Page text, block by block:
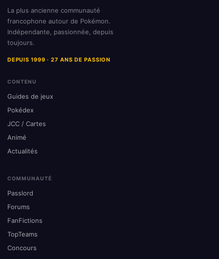
La plus ancienne communauté
francophone autour de Pokémon.
Indépendante, passionnée, depuis
toujours.
DEPUIS 1999 · 27 ANS DE PASSION
CONTENU
Guides de jeux
Pokédex
JCC / Cartes
Animé
Actualités
COMMUNAUTÉ
Passlord
Forums
FanFictions
TopTeams
Concours